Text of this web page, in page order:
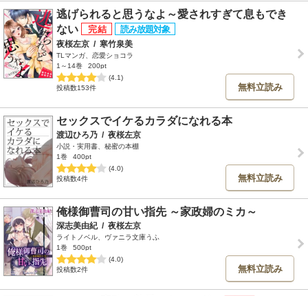
逃げられると思うなよ～愛されすぎて息もでき
ない
夜桜左京 / 寒竹泉美
TLマンガ、恋愛ショコラ
1～14巻
200pt
(4.1)
投稿数153件
無料立読み
セックスでイケるカラダになれる本
渡辺ひろ乃 / 夜桜左京
小説・実用書、秘蜜の本棚
1巻
400pt
(4.0)
投稿数4件
無料立読み
俺様御曹司の甘い指先 ～家政婦のミカ～
深志美由紀 / 夜桜左京
ライトノベル、ヴァニラ文庫うふ
1巻
500pt
(4.0)
投稿数2件
無料立読み